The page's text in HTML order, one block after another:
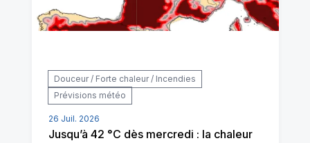
Douceur / Forte chaleur / Incendies
Prévisions météo
26 Juil. 2026
Jusqu’à 42 °C dès mercredi : la chaleur